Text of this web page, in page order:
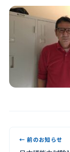
← 前のお知らせ